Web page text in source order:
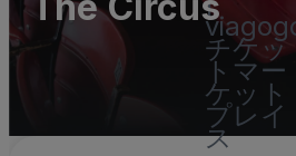
チケッ
トマー
ケット
プレイ
ス